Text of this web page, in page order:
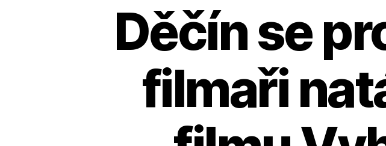
Děčín se
filmaři